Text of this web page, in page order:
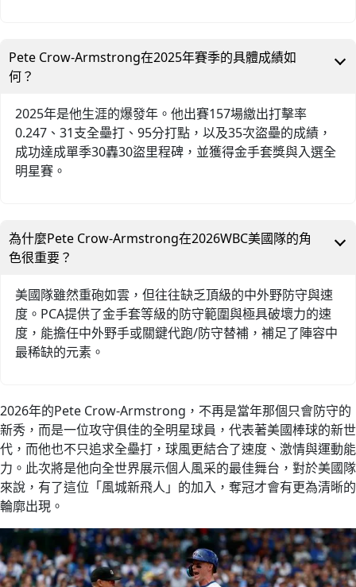
Pete Crow-Armstrong在2025年賽季的具體成績如
何？
2025年是他生涯的爆發年。他出賽157場繳出打擊率
0.247、31支全壘打、95分打點，以及35次盜壘的成績，
成功達成單季30轟30盜里程碑，並獲得金手套獎與入選全
明星賽。
為什麼Pete Crow-Armstrong在2026WBC美國隊的角
色很重要？
美國隊雖然重砲如雲，但往往缺乏頂級的中外野防守與速
度。PCA提供了金手套等級的防守範圍與極具破壞力的速
度，能擔任中外野手或關鍵代跑/防守替補，補足了陣容中
最稀缺的元素。
2026年的Pete Crow-Armstrong，不再是當年那個只會防守的
新秀，而是一位攻守俱佳的全明星球員，代表著美國棒球的新世
代，而他也不只追求全壘打，球風更結合了速度、激情與運動能
力。此次將是他向全世界展示個人風采的最佳舞台，對於美國隊
來說，有了這位「風城新飛人」的加入，奪冠才會有更為清晰的
輪廓出現。